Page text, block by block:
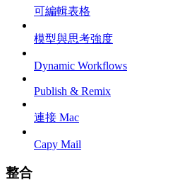
可編輯表格
模型與思考強度
Dynamic Workflows
Publish & Remix
連接 Mac
Capy Mail
整合